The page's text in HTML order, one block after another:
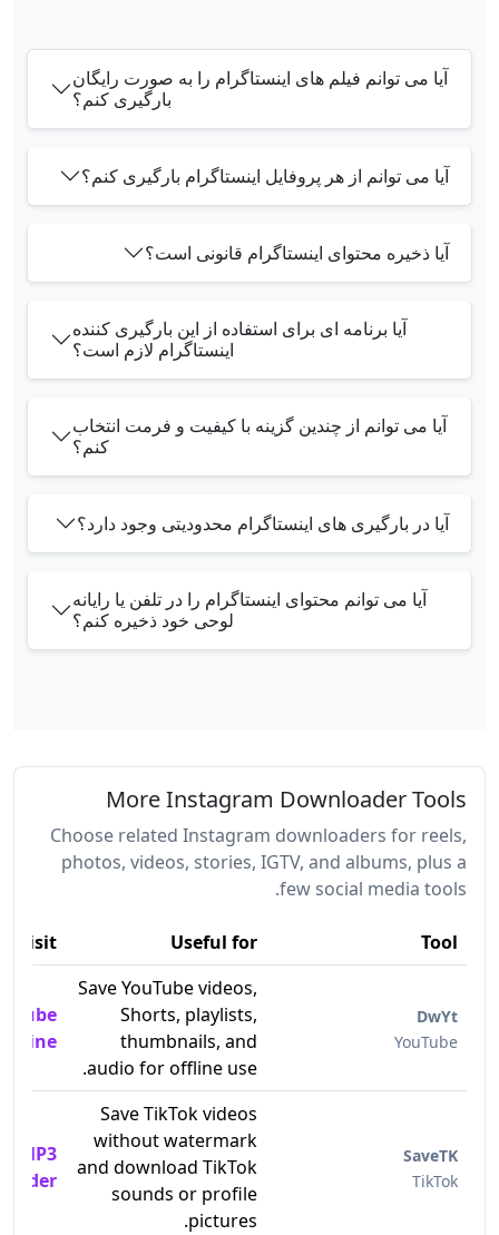
آیا می توانم فیلم های اینستاگرام را به صورت رایگان
بارگیری کنم؟
آیا می توانم از هر پروفایل اینستاگرام بارگیری کنم؟
آیا ذخیره محتوای اینستاگرام قانونی است؟
آیا برنامه ای برای استفاده از این بارگیری کننده
اینستاگرام لازم است؟
آیا می توانم از چندین گزینه با کیفیت و فرمت انتخاب
کنم؟
آیا در بارگیری های اینستاگرام محدودیتی وجود دارد؟
آیا می توانم محتوای اینستاگرام را در تلفن یا رایانه
لوحی خود ذخیره کنم؟
More Instagram Downloader Tools
Choose related Instagram downloaders for reels,
photos, videos, stories, IGTV, and albums, plus a
few social media tools.
Tool
Useful for
Visit
DwYt
YouTube
Save YouTube videos,
Shorts, playlists,
thumbnails, and
audio for offline use.
SaveTK
TikTok
Save TikTok videos
without watermark
and download TikTok
sounds or profile
pictures.
MP3